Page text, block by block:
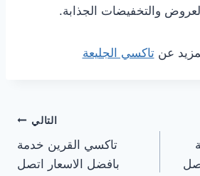
والتخفيضات الجذابة.
عنتاكسي الجليعة
التالي
تاكسي القرين خدمة
بافضل الاسعار اتصل